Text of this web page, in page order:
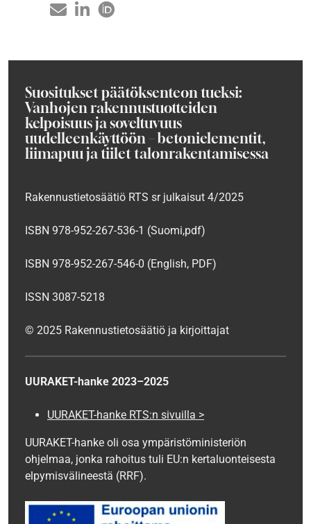
Suositukset päätöksenteon tueksi:
Vanhojen rakennustuotteiden
kelpoisuus ja soveltuvuus
uudelleenkäyttöön – betonielementit,
liimapuu ja tiilet talonrakentamisessa
Rakennustietosäätiö RTS sr julkaisut 4/2025
ISBN 978-952-267-536-1 (Suomi,pdf)
ISBN 978-952-267-546-0 (English, PDF)
ISSN 3087-5218
© 2025 Rakennustietosäätiö ja kirjoittajat
UURAKET-hanke 2023–2025
UURAKET-hanke RTS:n sivuilla >
UURAKET-hanke oli osa ympäristöministeriön
ohjelmaa, jonka rahoitus tuli EU:n kertaluonteisesta
elpymisvälineestä (RRF).